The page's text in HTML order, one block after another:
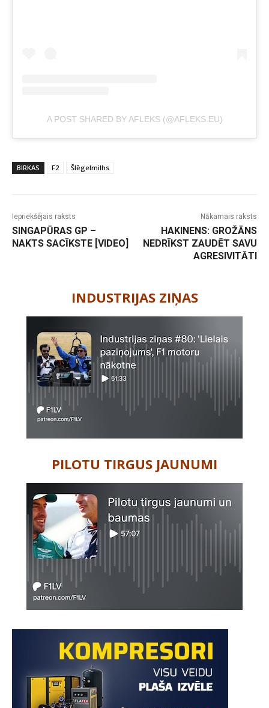
A POST SHARED BY AFLEKS (@AFLEKS.EU)
BIRKAS F2 Šlēgelmilhs
Iepriekšējais raksts
SINGAPŪRAS GP –
NAKTS SACĪKSTE [VIDEO]
Nākamais raksts
HAKINENS: GROŽĀNS
NEDRĪKST ZAUDĒT SAVU
AGRESIVITĀTI
INDUSTRIJAS ZIŅAS
PILOTU TIRGUS JAUNUMI